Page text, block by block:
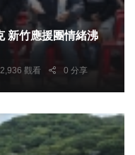
2,936 觀看 0 分享